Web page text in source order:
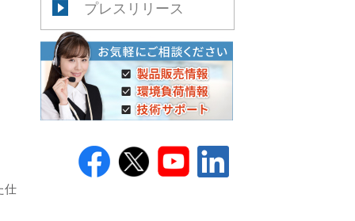
プレスリリース
仕